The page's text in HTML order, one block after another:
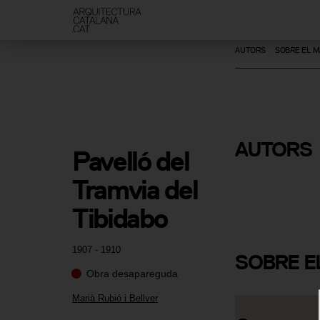
1907 - 1910
Obra desapareguda
Marià Rubió i Bellver
Pavelló del
Tramvia del
Tibidabo
AUTORS SOBRE EL
AUTORS
Marià
Bellver
SOBRE